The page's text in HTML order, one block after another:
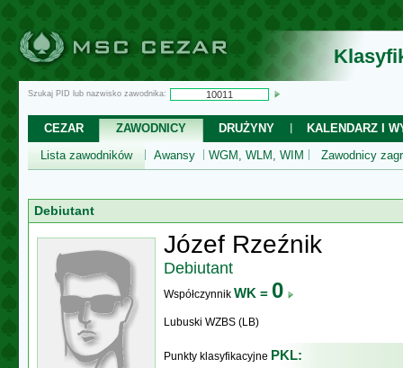
Szukaj PID lub nazwisko zawodnika:
CEZAR ZAWODNICY DRUŻYNY
KALENDARZ I
Lista zawodników
Awansy WGM, WLM, WIM Zawodnicy
Debiutant
Józef Rzeźnik
Debiutant
Współczynnik WK = 0
Lubuski WZBS (LB)
Punkty klasyfikacyjne PKL: